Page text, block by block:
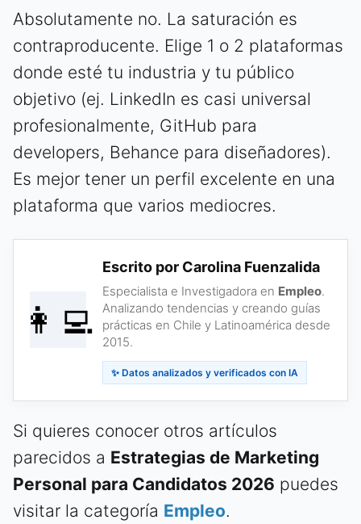
Absolutamente no. La saturación es
contraproducente. Elige 1 o 2 plataformas
donde esté tu industria y tu público
objetivo (ej. LinkedIn es casi universal
profesionalmente, GitHub para
developers, Behance para diseñadores).
Es mejor tener un perfil excelente en una
plataforma que varios mediocres.
👩‍💻
Escrito por Carolina Fuenzalida
Especialista e Investigadora en Empleo.
Analizando tendencias y creando guías
prácticas en Chile y Latinoamérica desde
2015.
✨ Datos analizados y verificados con IA
Si quieres conocer otros artículos
parecidos a Estrategias de Marketing
Personal para Candidatos 2026 puedes
visitar la categoría Empleo.